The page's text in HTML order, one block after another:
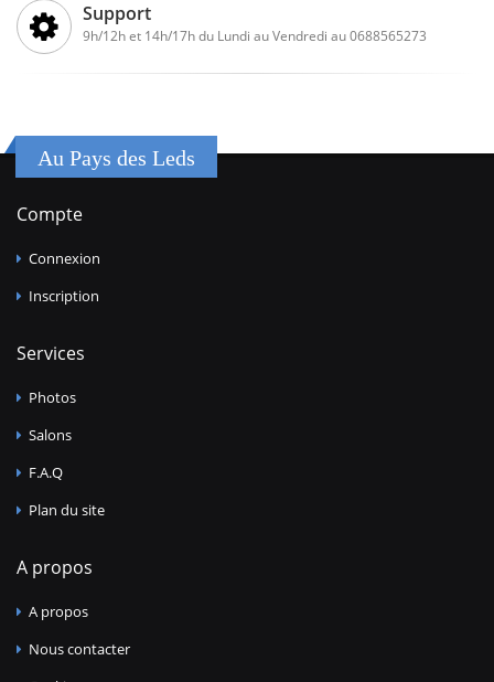
Support
9h/12h et 14h/17h du Lundi au Vendredi au 0688565273
Au Pays des Leds
Compte
Connexion
Inscription
Services
Photos
Salons
F.A.Q
Plan du site
A propos
A propos
Nous contacter